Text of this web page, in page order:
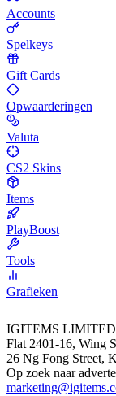
Accounts
Spelkeys
Gift Cards
Opwaarderingen
Valuta
CS2 Skins
Items
PlayBoost
Tools
Grafieken
IGITEMS LIMITED
Flat 2401-16, Wing
26 Ng Fong Street,
Op zoek naar